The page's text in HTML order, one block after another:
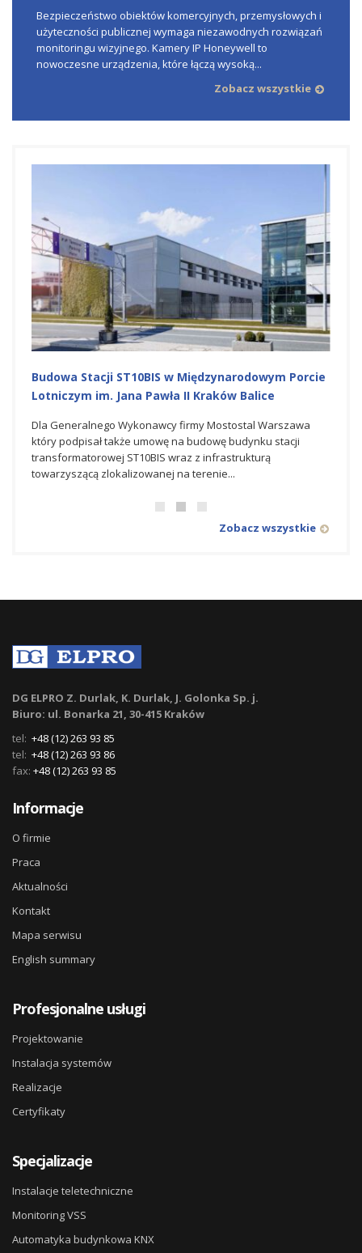
Bezpieczeństwo obiektów komercyjnych, przemysłowych i
użyteczności publicznej wymaga niezawodnych rozwiązań
monitoringu wizyjnego. Kamery IP Honeywell to
nowoczesne urządzenia, które łączą wysoką...
Zobacz wszystkie
Budowa Stacji ST10BIS w Międzynarodowym Porcie
Lotniczym im. Jana Pawła II Kraków Balice
Dla Generalnego Wykonawcy firmy Mostostal Warszawa
który podpisał także umowę na budowę budynku stacji
transformatorowej ST10BIS wraz z infrastrukturą
towarzyszącą zlokalizowanej na terenie...
Zobacz wszystkie
DG ELPRO Z. Durlak, K. Durlak, J. Golonka Sp. j.
Biuro: ul. Bonarka 21, 30-415 Kraków
tel: +48 (12) 263 93 85
tel: +48 (12) 263 93 86
fax: +48 (12) 263 93 85
Informacje
O firmie
Praca
Aktualności
Kontakt
Mapa serwisu
English summary
Profesjonalne usługi
Projektowanie
Instalacja systemów
Realizacje
Certyfikaty
Specjalizacje
Instalacje teletechniczne
Monitoring VSS
Automatyka budynkowa KNX